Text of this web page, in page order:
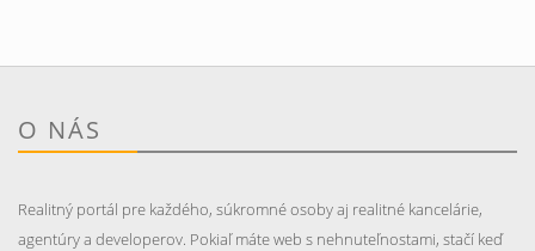
O NÁS
Realitný portál pre každého, súkromné osoby aj realitné kancelárie,
agentúry a developerov. Pokiaľ máte web s nehnuteľnostami, stačí keď